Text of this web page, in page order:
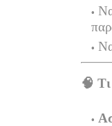
🧠